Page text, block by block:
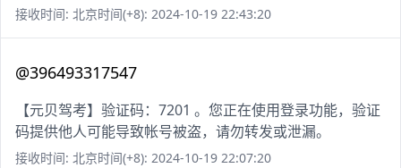
接收时间: 北京时间(+8): 2024-10-19 22:43:20
@396493317547
【元贝驾考】验证码：7201 。您正在使用登录功能，验证
码提供他人可能导致帐号被盗，请勿转发或泄漏。
接收时间: 北京时间(+8): 2024-10-19 22:07:20